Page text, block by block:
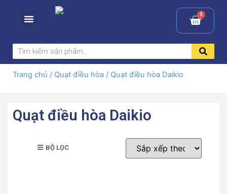
Trang chủ / Quạt điều hòa / Quạt điều hòa Daikio
Quạt điều hòa Daikio
BỘ LỌC